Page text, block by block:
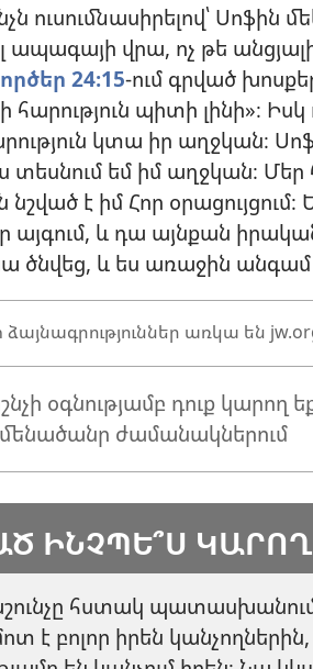
ուսումնասիրելով՝ Սոֆին
ապագայի վրա, ոչ թե
24։15-ում գրված
պիտի լինի»։
կտա իր աղջկան։
տեսնում եմ իմ աղջկան։
նշված է իմ Հոր
այգում, և դա այնքան
ծնվեց, և ես առաջին
առկա են
օգնությամբ դուք կարող
ժամանակներում
ԻՆՉՊԵ՞Ս
հստակ պատասխանում
է բոլոր իրեն